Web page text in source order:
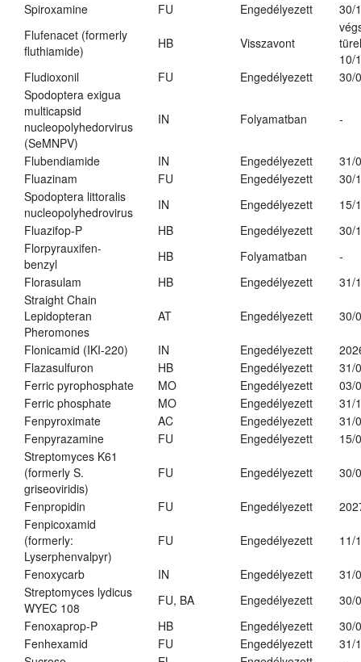
Spiroxamine
FU Engedélyezett
30/
Flufenacet (formerly
fluthiamide)
HB Visszavont
10/
Fludioxonil
FU Engedélyezett
30/
Spodoptera exigua
multicapsid
nucleopolyhedorvirus
(SeMNPV)
IN Folyamatban -
Flubendiamide IN Engedélyezett
31/
Fluazinam
FU Engedélyezett
30/
Spodoptera littoralis
nucleopolyhedrovirus
IN Engedélyezett
15/
Fluazifop-P
HB Engedélyezett
30/
Florpyrauxifen-
benzyl
HB Folyamatban
-
Florasulam
HB Engedélyezett
31/
Straight Chain
Lepidopteran
Pheromones
AT Engedélyezett 30/
Flonicamid (IKI-220) IN Engedélyezett
Flazasulfuron
HB Engedélyezett
31/
Ferric pyrophosphate
MO Engedélyezett
03/
Ferric phosphate
MO Engedélyezett
31/
Fenpyroximate
AC Engedélyezett
31/
Fenpyrazamine
FU Engedélyezett
15/
Streptomyces K61
(formerly S.
griseoviridis)
FU Engedélyezett 30/
Fenpropidin FU Engedélyezett
Fenpicoxamid
(formerly:
Lyserphenvalpyr)
FU Engedélyezett 11/
Fenoxycarb IN Engedélyezett
31/
Streptomyces lydicus
WYEC 108
FU, BA Engedélyezett
30/
Fenoxaprop-P
HB Engedélyezett
30/
Fenhexamid
FU Engedélyezett
31/